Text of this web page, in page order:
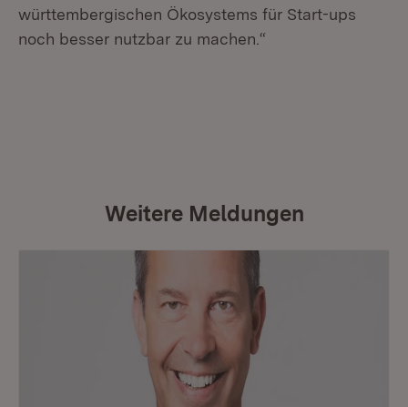
württembergischen Ökosystems für Start-ups
noch besser nutzbar zu machen.“
Weitere Meldungen